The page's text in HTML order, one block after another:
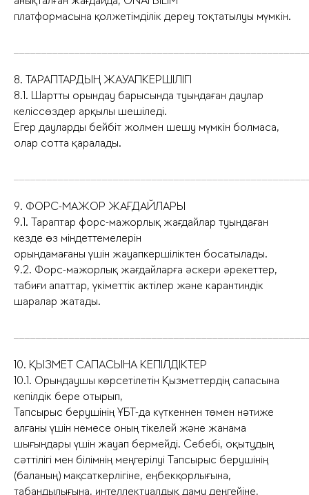
платформасына қолжетімділік дереу тоқтатылуы мүмкін.
8. ТАРАПТАРДЫҢ ЖАУАПКЕРШІЛІГІ
8.1. Шартты орындау барысында туындаған даулар
келіссөздер арқылы шешіледі.
Егер дауларды бейбіт жолмен шешу мүмкін болмаса,
олар сотта қаралады.
9. ФОРС-МАЖОР ЖАҒДАЙЛАРЫ
9.1. Тараптар форс-мажорлық жағдайлар туындаған
кезде өз міндеттемелерін
орындамағаны үшін жауапкершіліктен босатылады.
9.2. Форс-мажорлық жағдайларға әскери әрекеттер,
табиғи апаттар, үкіметтік актілер және карантиндік
шаралар жатады.
10. ҚЫЗМЕТ САПАСЫНА КЕПІЛДІКТЕР
10.1. Орындаушы көрсетілетін Қызметтердің сапасына
кепілдік бере отырып,
Тапсырыс берушінің ҰБТ-да күткеннен төмен нәтиже
алғаны үшін немесе оның тікелей және жанама
шығындары үшін жауап бермейді. Себебі, оқытудың
сәттілігі мен білімнің меңгерілуі Тапсырыс берушінің
(баланың) мақсаткерлігіне, еңбекқорлығына,
табандылығына, интеллектуалдық даму деңгейіне,